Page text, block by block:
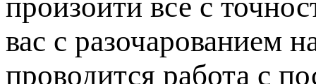
произойти все с
вас с разочарованием
проводится работа с